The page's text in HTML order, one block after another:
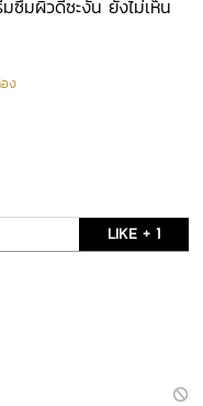
ซึมผิวดีซะงั้น ยังไม่เห็น
อง
LIKE + 1